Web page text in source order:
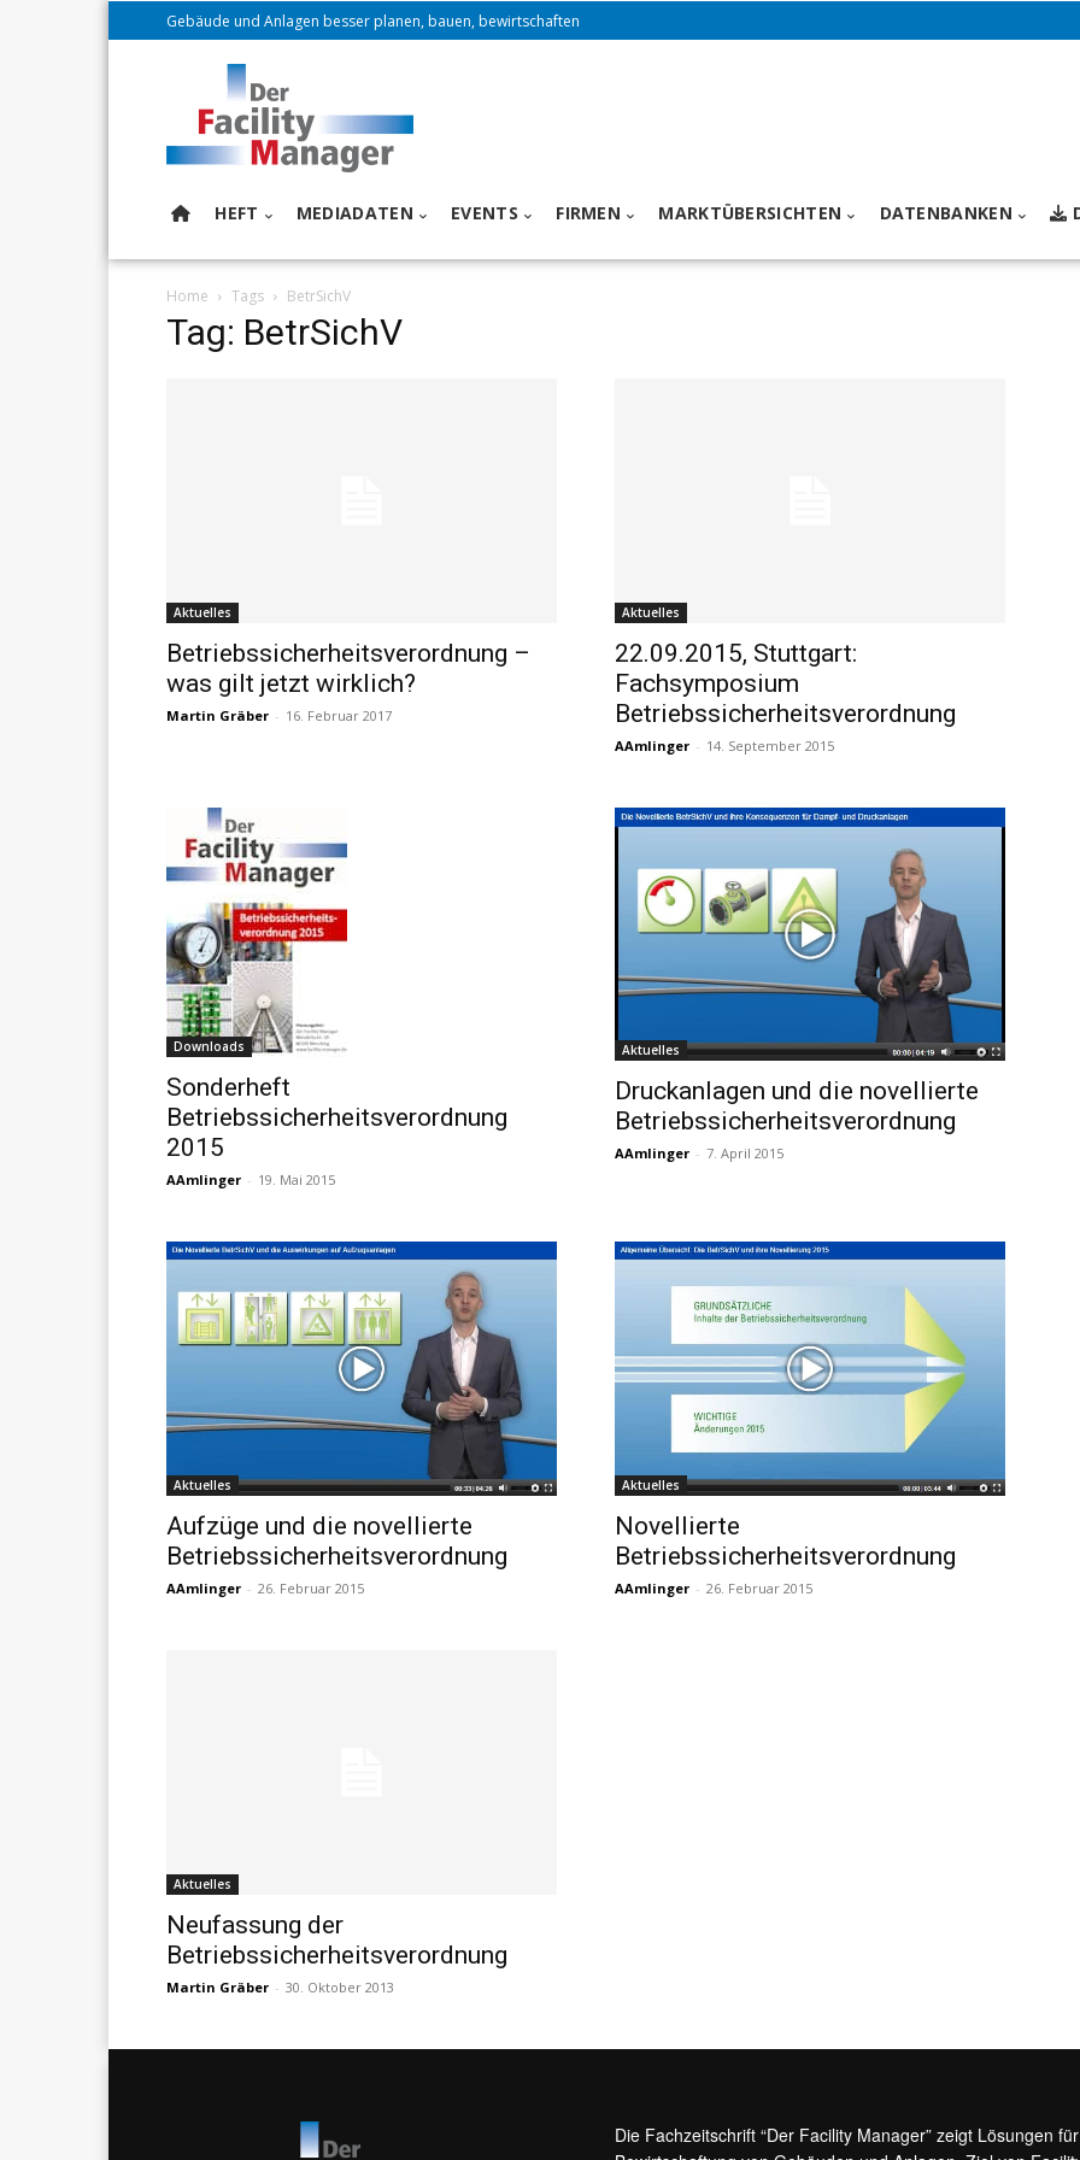
Gebäude und Anlagen besser planen, bauen, bewirtschaften
HEFT MEDIADATEN EVENTS FIRMEN MARKTÜBERSICHTEN DATENBANKEN
Home Tags BetrSichV
Tag: BetrSichV
Aktuelles
Betriebssicherheitsverordnung –
was gilt jetzt wirklich?
Martin Gräber - 16. Februar 2017
Aktuelles
22.09.2015, Stuttgart:
Fachsymposium
Betriebssicherheitsverordnung
AAmlinger - 14. September 2015
Downloads
Sonderheft
Betriebssicherheitsverordnung
2015
AAmlinger - 19. Mai 2015
Aktuelles
Druckanlagen und die novellierte
Betriebssicherheitsverordnung
AAmlinger - 7. April 2015
Aktuelles
Aufzüge und die novellierte
Betriebssicherheitsverordnung
AAmlinger - 26. Februar 2015
Aktuelles
Novellierte
Betriebssicherheitsverordnung
AAmlinger - 26. Februar 2015
Aktuelles
Neufassung der
Betriebssicherheitsverordnung
Martin Gräber - 30. Oktober 2013
Die Fachzeitschrift “Der Facility Manager” zeigt Lösungen